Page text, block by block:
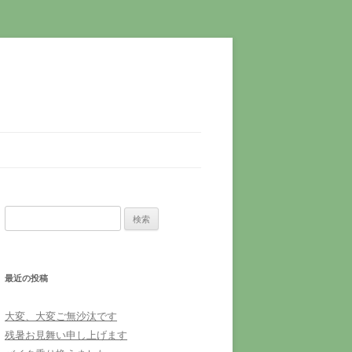
索:
最近の投稿
大変、大変ご無沙汰です
残暑お見舞い申し上げます